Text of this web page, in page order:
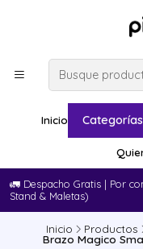
Inicio Categorías
🚛​ Despacho Gratis | Por
Stand & Maletas)
Inicio Productos
Brazo Magico